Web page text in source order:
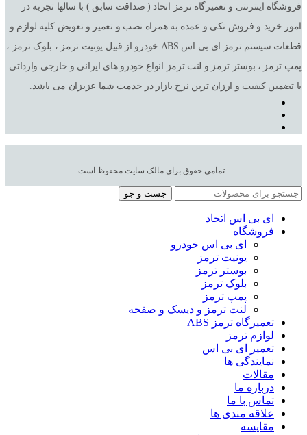
فروشگاه اینترنتی و تعمیرگاه ترمز اتحاد ( صداقت سابق ) با سالها تجربه در
امور خرید و فروش تکی و عمده به همراه نصب و تعمیر و تعویض کلیه لوازم و
قطعات سیستم ترمز ای بی اس ABS خودرو از قبیل یونیت ترمز ، بلوک ترمز ،
پمپ ترمز ، بوستر ترمز و لنت ترمز انواع خودرو های ایرانی و خارجی وارداتی
با تضمین کیفیت و ارزان ترین نرخ بازار در خدمت شما عزیزان می باشد.
تمامی حقوق برای مالک سایت محفوظ است
جست و جو
ای بی اس اتحاد
فروشگاه
ای بی اس خودرو
یونیت ترمز
بوستر ترمز
بلوک ترمز
پمپ ترمز
لنت ترمز و دیسک و صفحه
تعمیرگاه ترمز ABS
لوازم ترمز
تعمیر ای بی اس
نمایندگی ها
مقالات
درباره ما
تماس با ما
علاقه مندی ها
مقایسه